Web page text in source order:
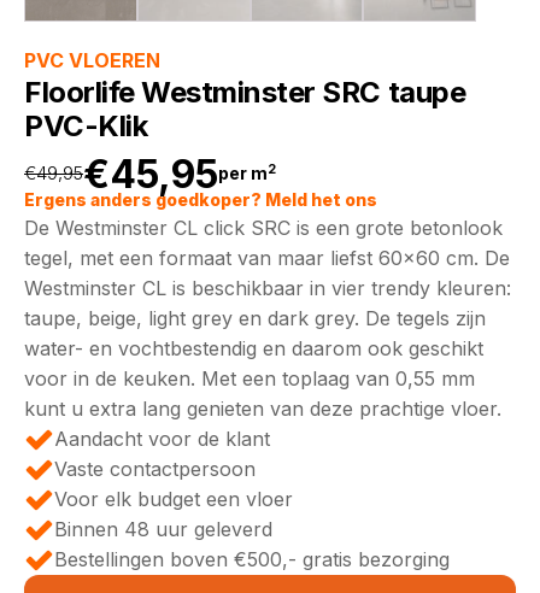
PVC VLOEREN
Floorlife Westminster SRC taupe
PVC-Klik
€49,95
Oorspronkelijke
prijs
was:
€49,95.
€45,95
Huidige
prijs
is:
€45,95.
per m2
Ergens anders goedkoper? Meld het ons
De Westminster CL click SRC is een grote betonlook
tegel, met een formaat van maar liefst 60x60 cm. De
Westminster CL is beschikbaar in vier trendy kleuren:
taupe, beige, light grey en dark grey. De tegels zijn
water- en vochtbestendig en daarom ook geschikt
voor in de keuken. Met een toplaag van 0,55 mm
kunt u extra lang genieten van deze prachtige vloer.
Aandacht voor de klant
Vaste contactpersoon
Voor elk budget een vloer
Binnen 48 uur geleverd
Bestellingen boven €500,- gratis bezorging